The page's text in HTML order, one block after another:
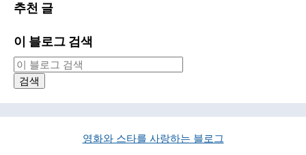
추천 글
이 블로그 검색
영화와 스타를 사랑하는 블로그